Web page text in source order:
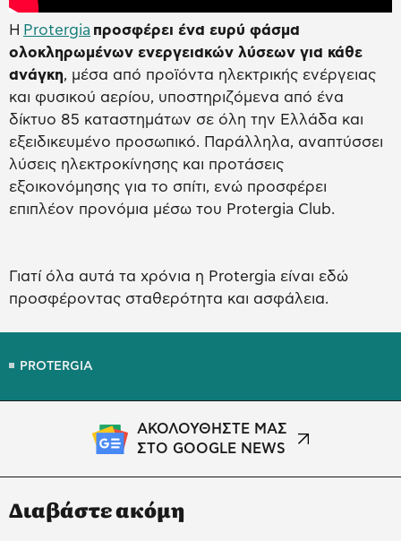
Η Protergia προσφέρει ένα ευρύ φάσμα
ολοκληρωμένων ενεργειακών λύσεων για κάθε
ανάγκη, μέσα από προϊόντα ηλεκτρικής ενέργειας
και φυσικού αερίου, υποστηριζόμενα από ένα
δίκτυο 85 καταστημάτων σε όλη την Ελλάδα και
εξειδικευμένο προσωπικό. Παράλληλα, αναπτύσσει
λύσεις ηλεκτροκίνησης και προτάσεις
εξοικονόμησης για το σπίτι, ενώ προσφέρει
επιπλέον προνόμια μέσω του Protergia Club.
Γιατί όλα αυτά τα χρόνια η Protergia είναι εδώ
προσφέροντας σταθερότητα και ασφάλεια.
PROTERGIA
ΑΚΟΛΟΥΘΗΣΤΕ ΜΑΣ
ΣΤΟ GOOGLE NEWS
Διαβάστε ακόμη